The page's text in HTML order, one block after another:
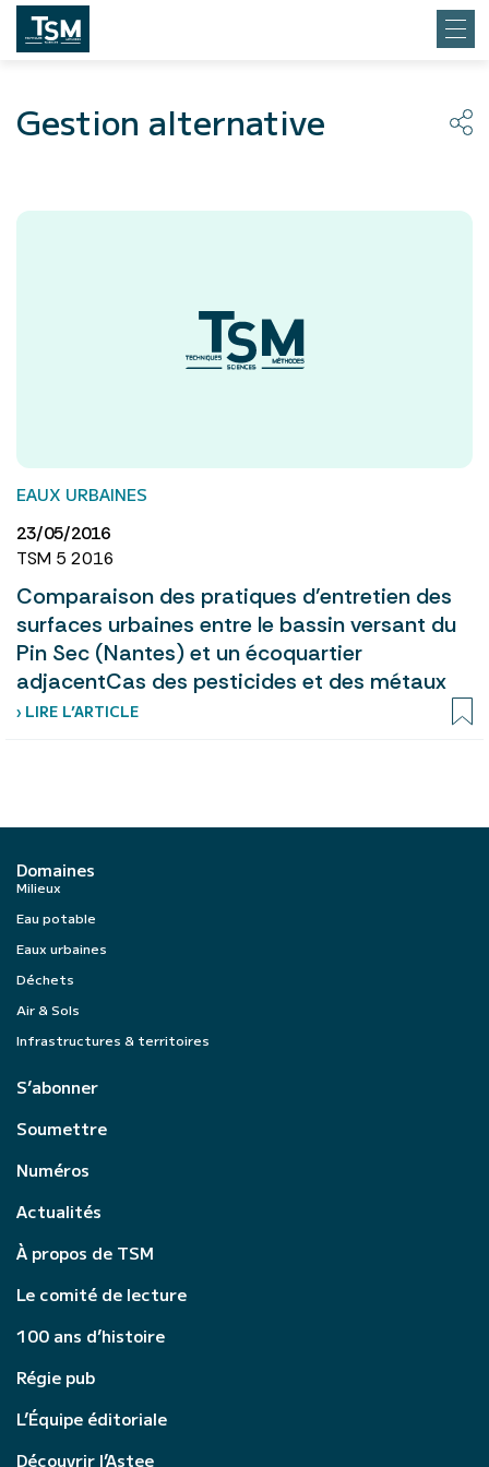
Gestion alternative
EAUX URBAINES
23/05/2016
TSM 5 2016
Comparaison des pratiques d’entretien des
surfaces urbaines entre le bassin versant du
Pin Sec (Nantes) et un écoquartier
adjacentCas des pesticides et des métaux
› LIRE L’ARTICLE
Domaines
Milieux
Eau potable
Eaux urbaines
Déchets
Air & Sols
Infrastructures & territoires
S’abonner
Soumettre
Numéros
Actualités
À propos de TSM
Le comité de lecture
100 ans d’histoire
Régie pub
L’Équipe éditoriale
Découvrir l’Astee